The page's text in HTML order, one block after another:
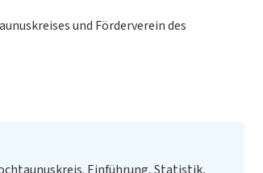
und Förderverein des